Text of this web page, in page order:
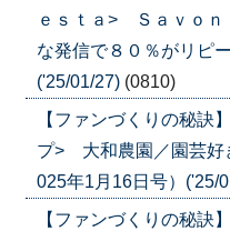
ｅｓｔａ> Ｓａｖｏ
な発信で８０％がリピ
('25/01/27) (0810)
【ファンづくりの秘訣
プ> 大和農園／園芸好
025年1月16日号）('25/
【ファンづくりの秘